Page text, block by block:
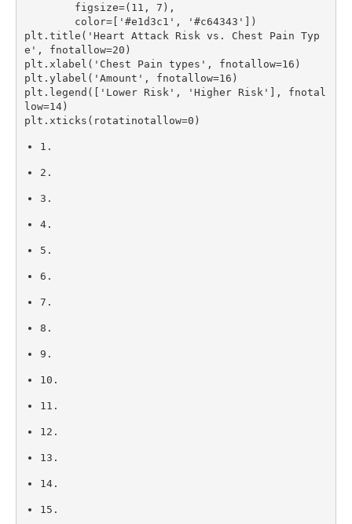
        figsize
=( 11 , 7 ) ,
        color
=[ '#e1d3c1' , '#c64343' ] )
plt . title ( 'Heart Attack Risk vs. Chest Pain Typ
e' , fnotallow=20 )
plt . xlabel ( 'Chest Pain types' , fnotallow=16 )
plt . ylabel ( 'Amount' , fnotallow=16 )
plt . legend ( [ 'Lower Risk' , 'Higher Risk' ] ,
fnotal
low=14)
plt . xticks ( rotatinotallow=0 )
1.
2.
3.
4.
5.
6.
7.
8.
9.
10.
11.
12.
13.
14.
15.